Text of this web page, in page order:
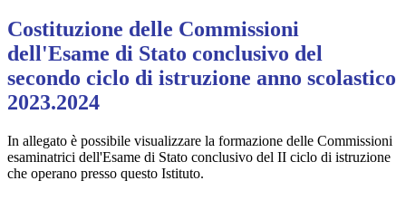
Costituzione delle Commissioni
dell'Esame di Stato conclusivo del
secondo ciclo di istruzione anno scolastico
2023.2024
In allegato è possibile visualizzare la formazione delle Commissioni
esaminatrici dell'Esame di Stato conclusivo del II ciclo di istruzione
che operano presso questo Istituto.